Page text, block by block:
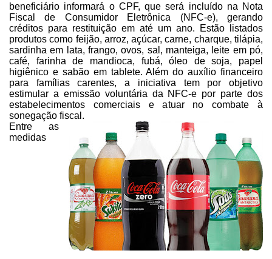
beneficiário informará o CPF, que será incluído na Nota
Fiscal de Consumidor Eletrônica (NFC-e), gerando
créditos para restituição em até um ano. Estão listados
produtos como feijão, arroz, açúcar, carne, charque, tilápia,
sardinha em lata, frango, ovos, sal, manteiga, leite em pó,
café, farinha de mandioca, fubá, óleo de soja, papel
higiênico e sabão em tablete. Além do auxílio financeiro
para famílias carentes, a iniciativa tem por objetivo
estimular a emissão voluntária da NFC-e por parte dos
estabelecimentos comerciais e atuar no combate à
sonegação fiscal.
Entre as
medidas